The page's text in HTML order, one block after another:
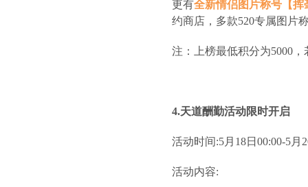
更有全新情侣图片称号【
约商店，多款520专属图片
注：上榜最低积分为5000
4.天道酬勤活动限时开启
活动时间:5月18日00:00-5月
活动内容: